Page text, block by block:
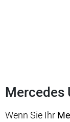
Mercedes
Wenn Sie Ihr